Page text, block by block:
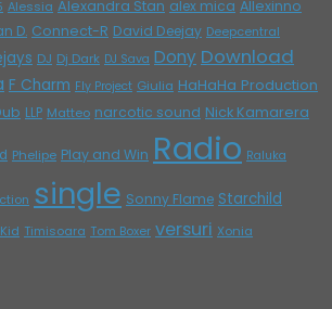
Alessia Alexandra Stan alex mica Allexinno
D. Connect-R David Deejay Deepcentral
DJ Dj Dark DJ Sava Dony Download
F Charm Fly Project Giulia HaHaHa Production
LLP Matteo narcotic sound Nick Kamarera
Phelipe Play and Win Radio Raluka
single Sonny Flame Starchild
Timisoara Tom Boxer versuri Xonia